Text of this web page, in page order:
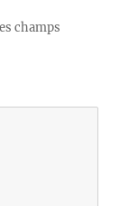
champs